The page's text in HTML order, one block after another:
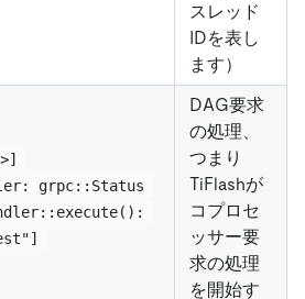
スレッド
IDを表し
ます）
grpc::Status
DAG要求
の処理、
つまり
TiFlashが
コプロセ
ッサー要
求の処理
を開始す